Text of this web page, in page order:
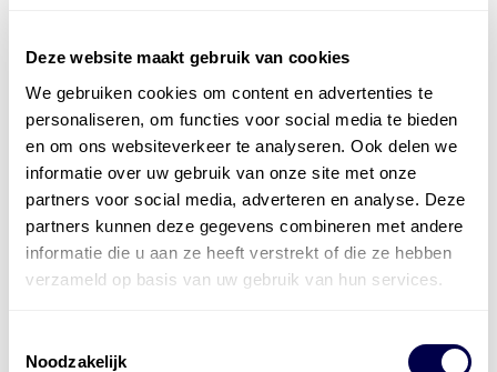
Deze website maakt gebruik van cookies
We gebruiken cookies om content en advertenties te
personaliseren, om functies voor social media te bieden
en om ons websiteverkeer te analyseren. Ook delen we
informatie over uw gebruik van onze site met onze
partners voor social media, adverteren en analyse. Deze
partners kunnen deze gegevens combineren met andere
informatie die u aan ze heeft verstrekt of die ze hebben
verzameld op basis van uw gebruik van hun services.
Noodzakelijk
Officieel distributeur met Mobil Smeermiddelen
voor alle sectoren
Welke olie heb ik nodig
Alle producten bekijken